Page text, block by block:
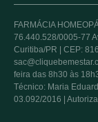
FARMÁCIA
76.440.528/0005-77
Curitiba/PR | CEP:
feira das 8h30 às
Técnico: Maria
03.092/2016 |